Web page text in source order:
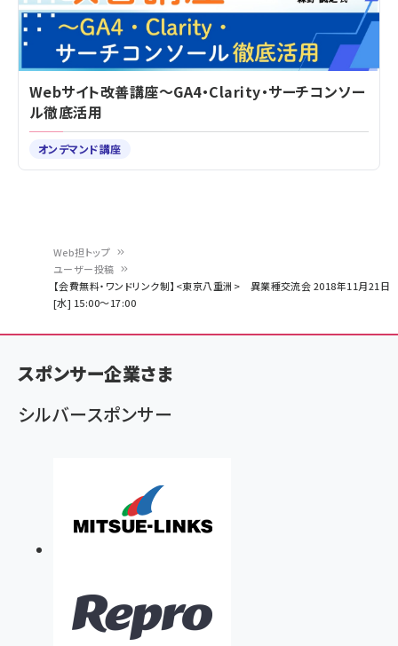
く
ず
Web担トップ
ユーザー投稿
【会費無料・ワンドリンク制】<東京八重洲> 異業種交流会 2018年11月21日
[水] 15:00～17:00
Webサイト改善講座～GA4・Clarity・サーチコンソー
ル徹底活用
オンデマンド講座
スポンサー企業さま
シルバースポンサー